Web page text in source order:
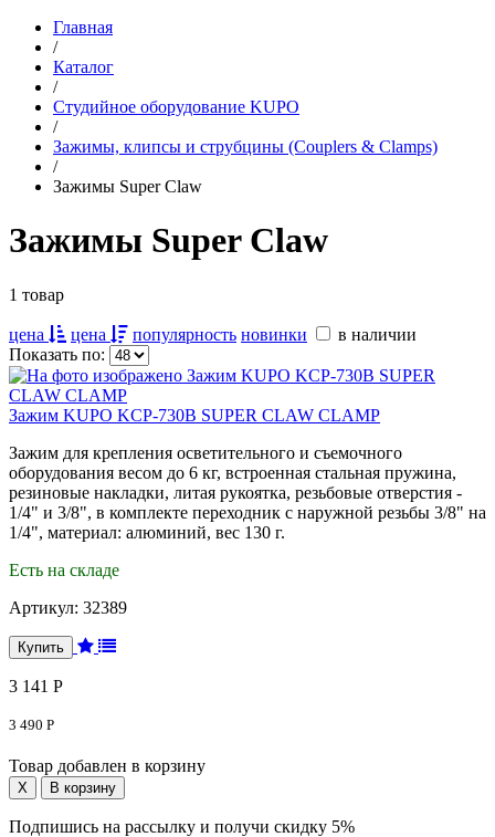
Главная
/
Каталог
/
Студийное оборудование KUPO
/
Зажимы, клипсы и струбцины (Couplers & Clamps)
/
Зажимы Super Claw
Зажимы Super Claw
1 товар
цена цена популярность новинки
в наличии
Показать по:
Зажим KUPO KCP-730B SUPER CLAW CLAMP
Зажим для крепления осветительного и съемочного
оборудования весом до 6 кг, встроенная стальная пружина,
резиновые накладки, литая рукоятка, резьбовые отверстия -
1/4" и 3/8", в комплекте переходник с наружной резьбы 3/8" на
1/4", материал: алюминий, вес 130 г.
Есть на складе
Артикул: 32389
3 141 Р
3 490 Р
Товар добавлен в корзину
Подпишись на рассылку и получи скидку 5%